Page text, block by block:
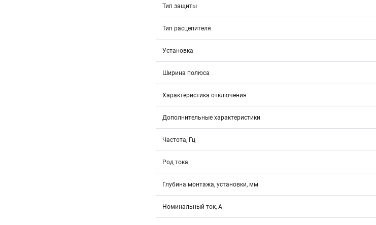
Тип защиты
Тип расцепителя
Установка
Ширина полюса
Характеристика отключения
Дополнительные характеристики
Частота, Гц
Род тока
Глубина монтажа, установки, мм
Номинальный ток, А